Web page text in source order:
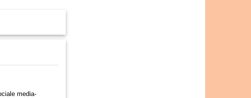
media-